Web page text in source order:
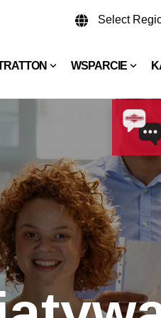
Select
WSPARCIE